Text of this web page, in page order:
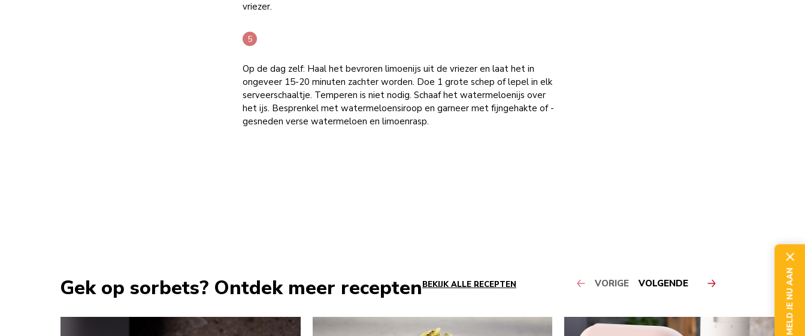
vriezer.
Op de dag zelf: Haal het bevroren limoenijs uit de vriezer en laat het in
ongeveer 15-20 minuten zachter worden. Doe 1 grote schep of lepel in elk
serveerschaaltje. Temperen is niet nodig. Schaaf het watermeloenijs over
het ijs. Besprenkel met watermeloensiroop en garneer met fijngehakte of -
gesneden verse watermeloen en limoenrasp.
Gek op sorbets? Ontdek meer receptenBEKIJK ALLE RECEPTEN VORIGE VOLGENDE MELD JE NU AAN